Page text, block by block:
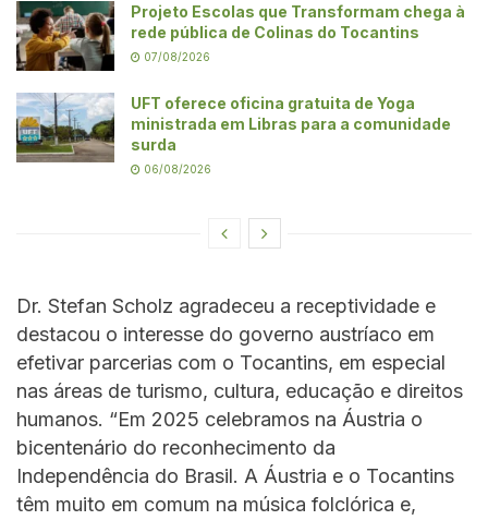
Projeto Escolas que Transformam chega à
rede pública de Colinas do Tocantins
07/08/2026
UFT oferece oficina gratuita de Yoga
ministrada em Libras para a comunidade
surda
06/08/2026
Dr. Stefan Scholz agradeceu a receptividade e
destacou o interesse do governo austríaco em
efetivar parcerias com o Tocantins, em especial
nas áreas de turismo, cultura, educação e direitos
humanos. “Em 2025 celebramos na Áustria o
bicentenário do reconhecimento da
Independência do Brasil. A Áustria e o Tocantins
têm muito em comum na música folclórica e,